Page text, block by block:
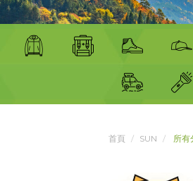
首頁 SUN 所有